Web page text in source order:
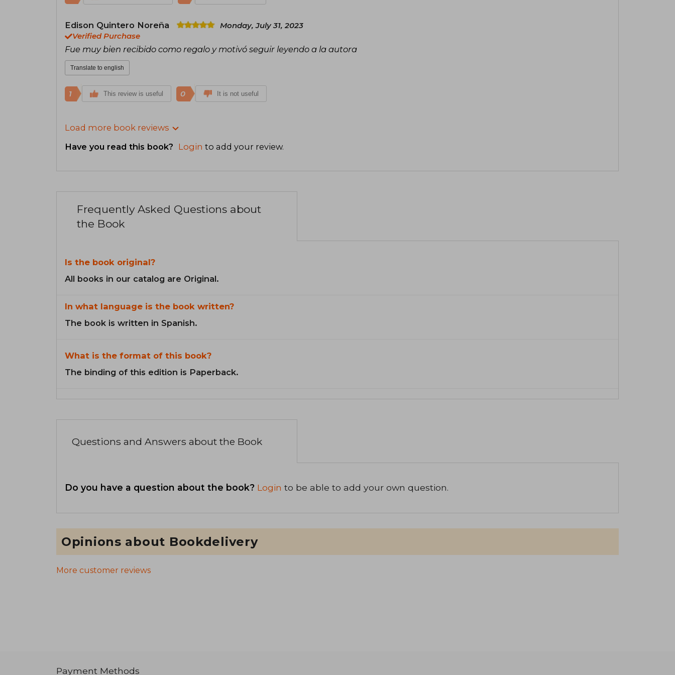
Edison Quintero Noreña
Monday, July 31, 2023
Verified Purchase
Fue muy bien recibido como regalo y motivó seguir leyendo a la autora
Translate to english
1 This review is useful 0 It is not useful
Load more book reviews
Have you read this book? Login to add your review.
Frequently Asked Questions about
the Book
Is the book original?
All books in our catalog are Original.
In what language is the book written?
The book is written in Spanish.
What is the format of this book?
The binding of this edition is Paperback.
Questions and Answers about the Book
Do you have a question about the book? Login to be able to add your own question.
Opinions about Bookdelivery
More customer reviews
Payment Methods